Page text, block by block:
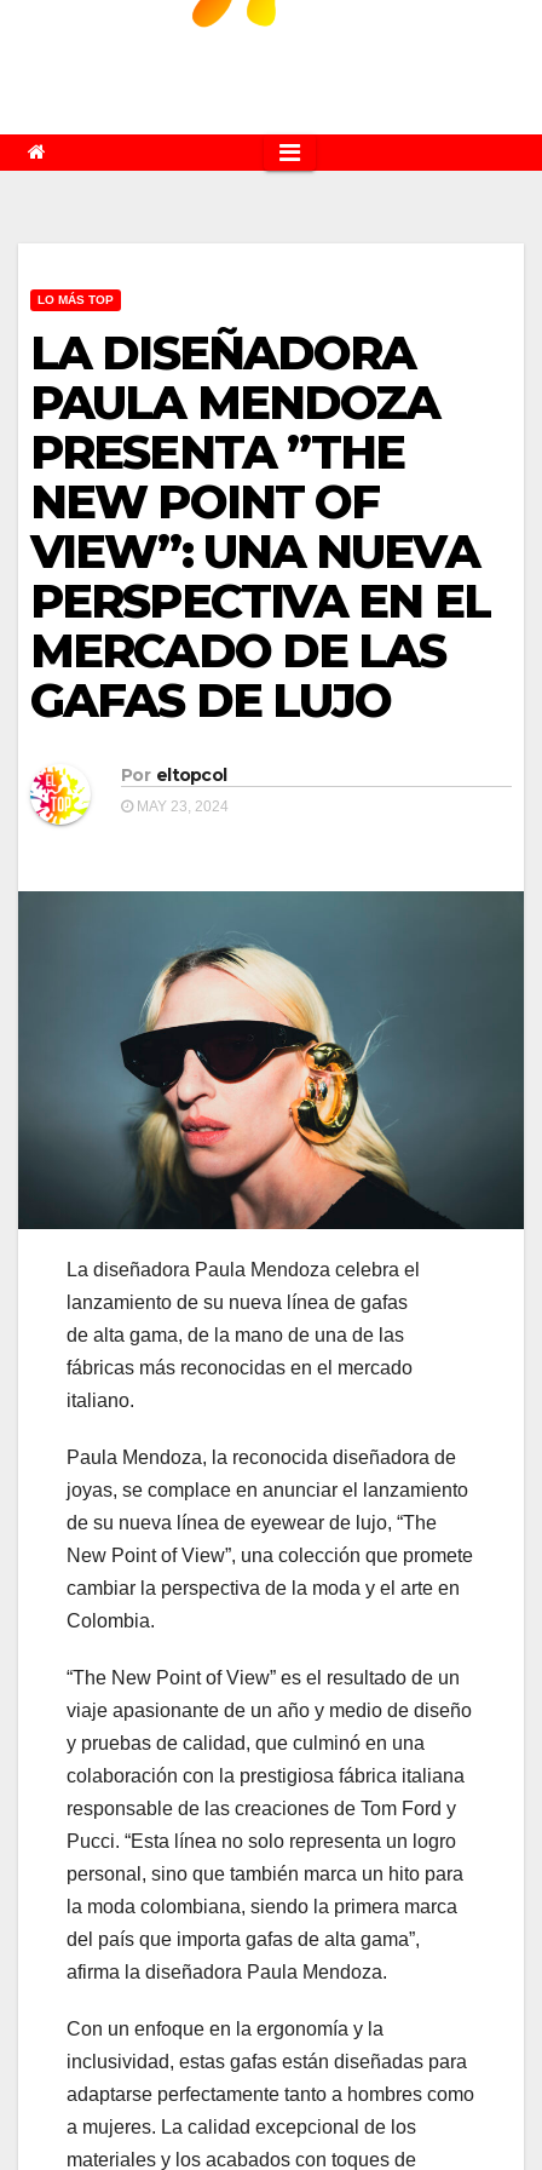
LO MÁS TOP
LA DISEÑADORA
PAULA MENDOZA
PRESENTA ”THE
NEW POINT OF
VIEW”: UNA NUEVA
PERSPECTIVA EN EL
MERCADO DE LAS
GAFAS DE LUJO
Por eltopcol
MAY 23, 2024
La diseñadora Paula Mendoza celebra el
lanzamiento de su nueva línea de gafas
de alta gama, de la mano de una de las
fábricas más reconocidas en el mercado
italiano.
Paula Mendoza, la reconocida diseñadora de
joyas, se complace en anunciar el lanzamiento
de su nueva línea de eyewear de lujo, “The
New Point of View”, una colección que promete
cambiar la perspectiva de la moda y el arte en
Colombia.
“The New Point of View” es el resultado de un
viaje apasionante de un año y medio de diseño
y pruebas de calidad, que culminó en una
colaboración con la prestigiosa fábrica italiana
responsable de las creaciones de Tom Ford y
Pucci. “Esta línea no solo representa un logro
personal, sino que también marca un hito para
la moda colombiana, siendo la primera marca
del país que importa gafas de alta gama”,
afirma la diseñadora Paula Mendoza.
Con un enfoque en la ergonomía y la
inclusividad, estas gafas están diseñadas para
adaptarse perfectamente tanto a hombres como
a mujeres. La calidad excepcional de los
materiales y los acabados con toques de